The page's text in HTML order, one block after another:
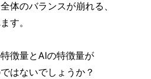
体のバランスが崩れる、
す。
徴量とAIの特徴量が
はないでしょうか？